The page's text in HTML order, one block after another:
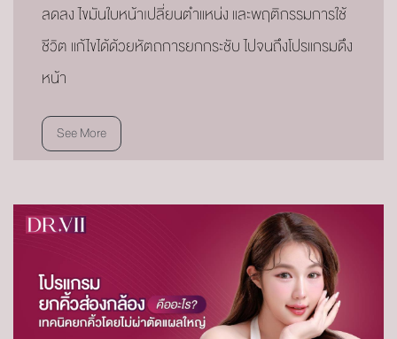
ลดลง ไขมันใบหน้าเปลี่ยนตำแหน่ง และพฤติกรรมการใช้
ชีวิต แก้ไขได้ด้วยหัตถการยกกระชับ ไปจนถึงโปรแกรมดึง
หน้า
See More